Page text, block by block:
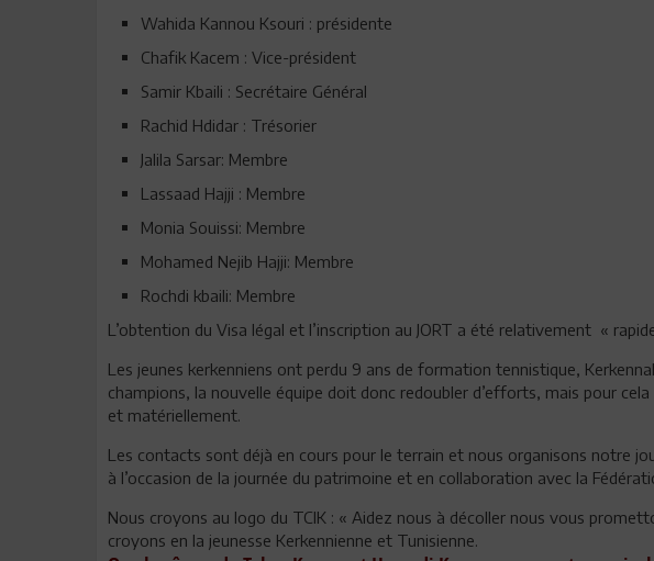
Wahida Kannou Ksouri : présidente
Chafik Kacem : Vice-président
Samir Kbaili : Secrétaire Général
Rachid Hdidar : Trésorier
Jalila Sarsar: Membre
Lassaad Hajji : Membre
Monia Souissi: Membre
Mohamed Nejib Hajji: Membre
Rochdi kbaili: Membre
L’obtention du Visa légal et l’inscription au JORT a été relativement «
Les jeunes kerkenniens ont perdu 9 ans de formation tennistique,
champions, la nouvelle équipe doit donc redoubler d’efforts, mais pour
et matériellement.
Les contacts sont déjà en cours pour le terrain et nous organisons notre
à l’occasion de la journée du patrimoine et en collaboration avec la
Nous croyons au logo du TCIK : « Aidez nous à décoller nous vous
croyons en la jeunesse Kerkennienne et Tunisienne.